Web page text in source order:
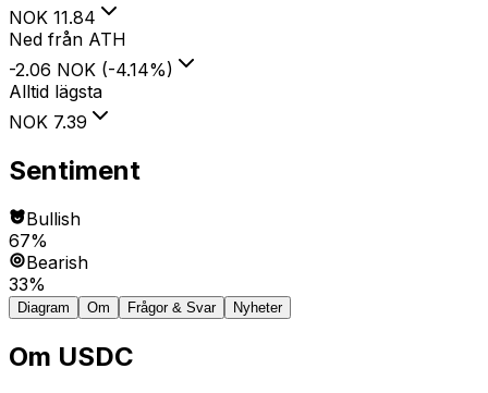
NOK 11.84
Ned från ATH
-2.06 NOK (-4.14%)
Alltid lägsta
NOK 7.39
Sentiment
Bullish
67%
Bearish
33%
Diagram Om Frågor & Svar Nyheter
Om USDC